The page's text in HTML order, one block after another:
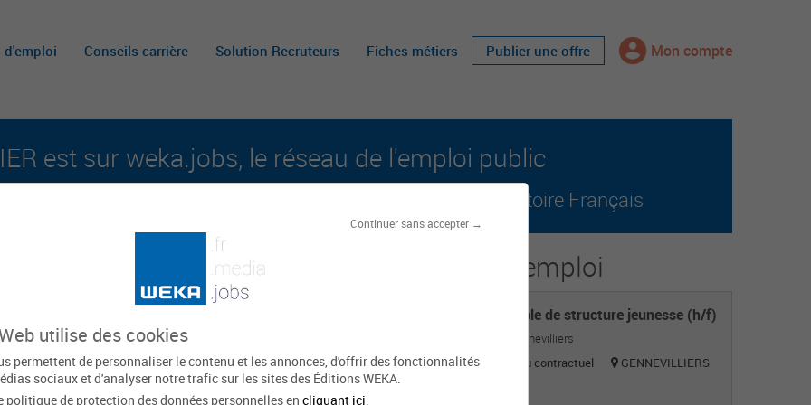
Continuer sans accepter →
utilise des cookies
permettent de personnaliser le contenu et les annonces, d'offrir des fonctionnalités
sociaux et d'analyser notre trafic sur les sites des Éditions WEKA.
politique de protection des données personnelles en cliquant ici
d'emploi Conseils carrière Solution Recruteurs Fiches métiers Publier une offre Mon compte
est sur weka.jobs, le réseau de l'emploi public
aux carrières publiques et aux offres d'emploi sur tout le territoire Français
Normandie
Les offres d'emploi
Responsable de structure jeunesse (h/f)
Mairie de Gennevilliers
Titulaire ou contractuel
GENNEVILLIERS